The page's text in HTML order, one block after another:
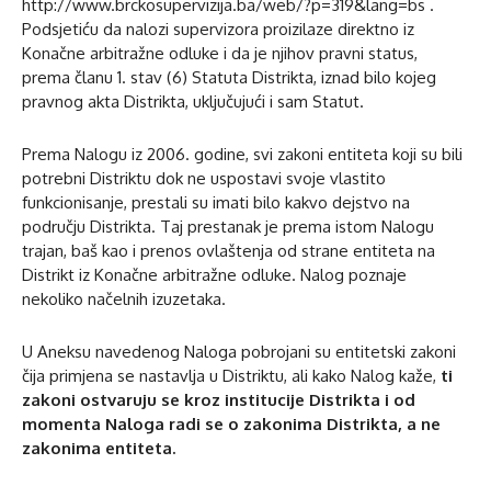
http://www.brckosupervizija.ba/web/?p=319&lang=bs .
Podsjetiću da nalozi supervizora proizilaze direktno iz
Konačne arbitražne odluke i da je njihov pravni status,
prema članu 1. stav (6) Statuta Distrikta, iznad bilo kojeg
pravnog akta Distrikta, uključujući i sam Statut.
Prema Nalogu iz 2006. godine, svi zakoni entiteta koji su bili
potrebni Distriktu dok ne uspostavi svoje vlastito
funkcionisanje, prestali su imati bilo kakvo dejstvo na
području Distrikta. Taj prestanak je prema istom Nalogu
trajan, baš kao i prenos ovlaštenja od strane entiteta na
Distrikt iz Konačne arbitražne odluke. Nalog poznaje
nekoliko načelnih izuzetaka.
U Aneksu navedenog Naloga pobrojani su entitetski zakoni
čija primjena se nastavlja u Distriktu, ali kako Nalog kaže, ti
zakoni ostvaruju se kroz institucije Distrikta i od
momenta Naloga radi se o zakonima Distrikta, a ne
zakonima entiteta.